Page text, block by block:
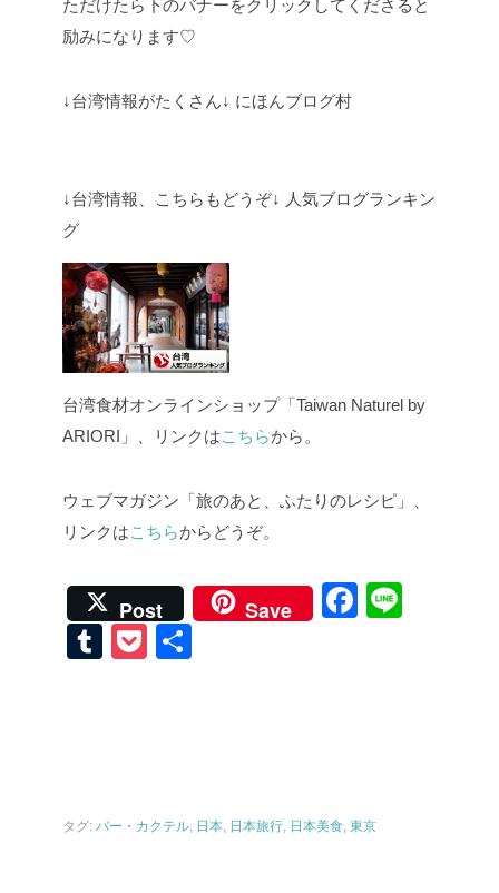
ただけたら下のバナーをクリックしてくださると
励みになります♡
↓台湾情報がたくさん↓ にほんブログ村
↓台湾情報、こちらもどうぞ↓ 人気ブログランキン
グ
台湾食材オンラインショップ「Taiwan Naturel by
ARIORI」、リンクはこちらから。
ウェブマガジン「旅のあと、ふたりのレシピ」、
リンクはこちらからどうぞ。
Post Save
F
o
T
P
タグ: バー・カクテル, 日本, 日本旅行, 日本美食, 東京